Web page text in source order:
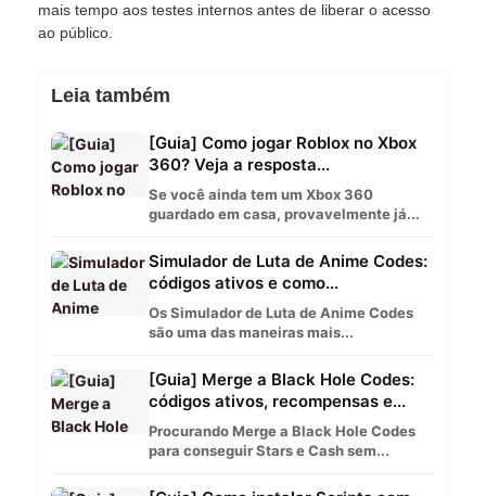
mais tempo aos testes internos antes de liberar o acesso
ao público.
Leia também
[Guia] Como jogar Roblox no Xbox
360? Veja a resposta...
Se você ainda tem um Xbox 360
guardado em casa, provavelmente já...
Simulador de Luta de Anime Codes:
códigos ativos e como...
Os Simulador de Luta de Anime Codes
são uma das maneiras mais...
[Guia] Merge a Black Hole Codes:
códigos ativos, recompensas e...
Procurando Merge a Black Hole Codes
para conseguir Stars e Cash sem...